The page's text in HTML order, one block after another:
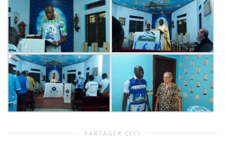
PARTAGER CECI